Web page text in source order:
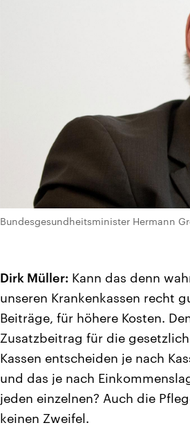
Bundesgesundheitsminister Hermann
Dirk Müller: Kann das denn
unseren Krankenkassen recht
Beiträge, für höhere Kosten.
Zusatzbeitrag für die
Kassen entscheiden je nach
und das je nach
jeden einzelnen? Auch die
keinen Zweifel.